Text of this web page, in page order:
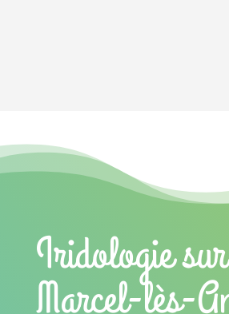
Iridologie
Marcel-lès-